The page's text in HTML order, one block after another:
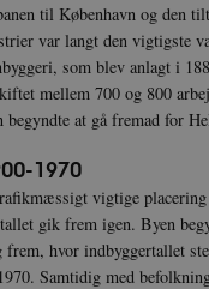
til København og den
var langt den vigtigste
som blev anlagt i
mellem 700 og 800
at gå fremad for
1970
vigtige placering
gik frem igen. Byen
frem, hvor indbyggertallet
Samtidig med